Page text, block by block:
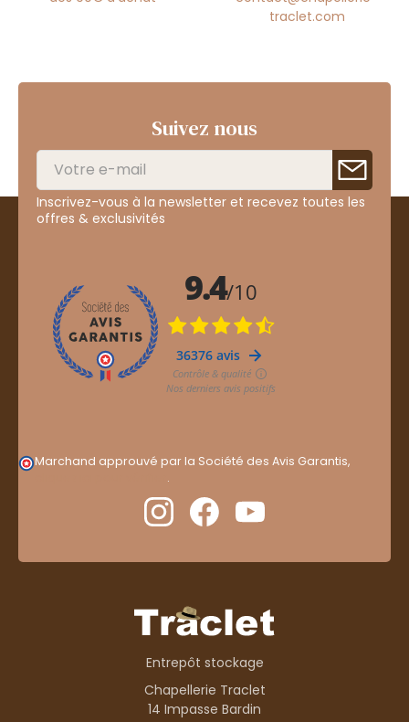
traclet.com
Suivez nous
Inscrivez-vous à la newsletter et recevez toutes les
offres & exclusivités
Marchand approuvé par la Société des Avis Garantis,
.
Entrepôt stockage
Chapellerie Traclet
14 Impasse Bardin